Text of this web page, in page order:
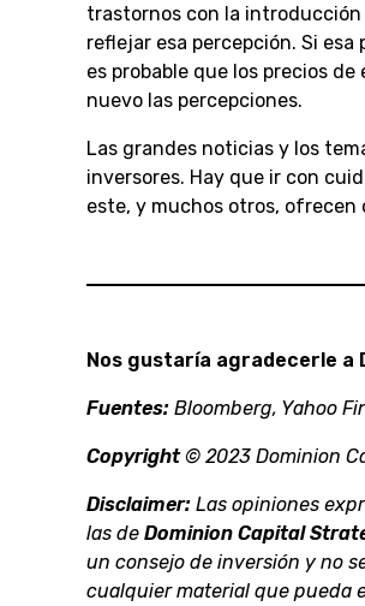
trastornos con la introducción
reflejar esa percepción. Si
es probable que los precios
nuevo las percepciones.
Las grandes noticias y los
inversores. Hay que ir con
este, y muchos otros,
Nos gustaría agradecerle a
Fuentes: Bloomberg, Yahoo
Copyright© 2023 Dominion
Disclaimer: Las opiniones
las de Dominion Capital
un consejo de inversión y no
cualquier material que pueda